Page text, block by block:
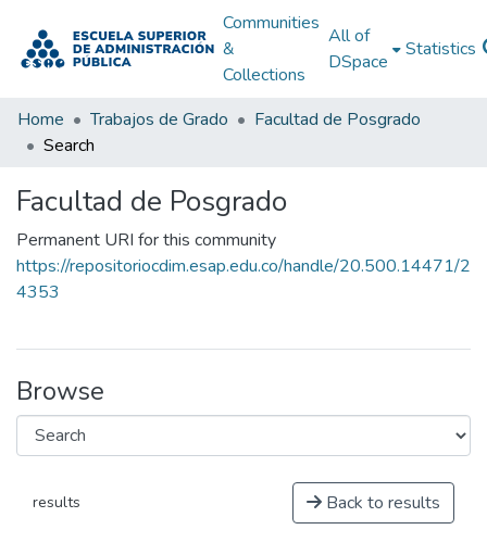
Communities
&
Collections
All of
DSpace
Statistics
Home Trabajos de Grado
Facultad de Posgrado
Search
Facultad de Posgrado
Permanent URI for this community
https://repositoriocdim.esap.edu.co/handle/20.500.14471/2
4353
Browse
results Back to results